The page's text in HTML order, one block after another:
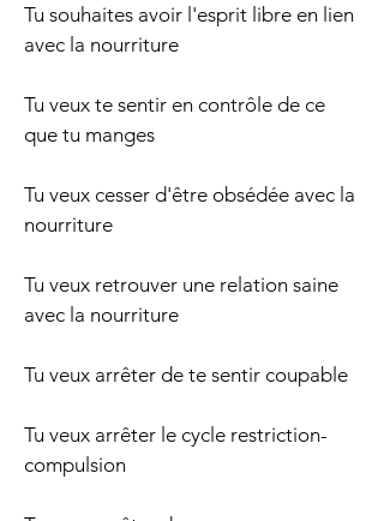
Tu souhaites avoir l'esprit libre en lien
avec la nourriture
Tu veux te sentir en contrôle de ce
que tu manges
Tu veux cesser d'être obsédée avec la
nourriture
Tu veux retrouver une relation saine
avec la nourriture
Tu veux arrêter de te sentir coupable
Tu veux arrêter le cycle restriction-
compulsion